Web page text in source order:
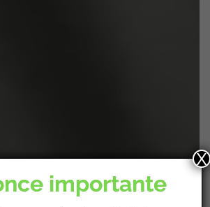
importante
X